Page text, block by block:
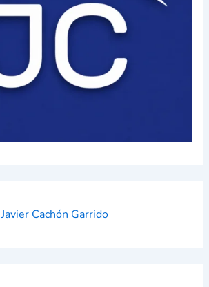
Javier Cachón Garrido